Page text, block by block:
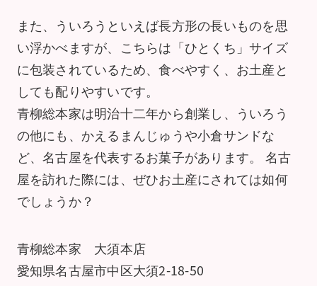
また、ういろうといえば長方形の長いものを思
い浮かべますが、こちらは「ひとくち」サイズ
に包装されているため、食べやすく、お土産と
しても配りやすいです。
青柳総本家は明治十二年から創業し、ういろう
の他にも、かえるまんじゅうや小倉サンドな
ど、名古屋を代表するお菓子があります。 名古
屋を訪れた際には、ぜひお土産にされては如何
でしょうか？
青柳総本家 大須本店
愛知県名古屋市中区大須2-18-50